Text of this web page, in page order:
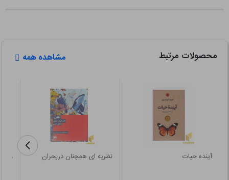
محصولات مرتبط مشاهده همه
آینده حیات نظریه ای همچنان دربحران